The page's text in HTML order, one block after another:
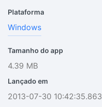
Plataforma
Windows
Tamanho do app
4.39 MB
Lançado em
2013-07-30 10:42:35.863